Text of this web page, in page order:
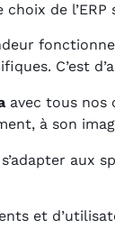
de l’ERP
C’est
avec tous nos
à son
aux
et